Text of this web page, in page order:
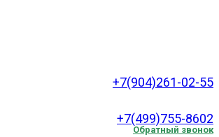
+7(904)261-02-55
+7(499)755-8602
Обратный звонок